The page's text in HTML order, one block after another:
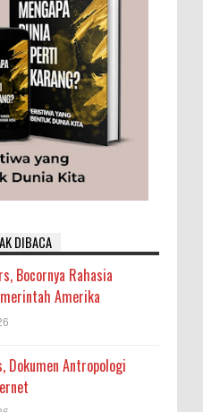
DIBACA
Bocornya Rahasia
Amerika
Dokumen Antropologi